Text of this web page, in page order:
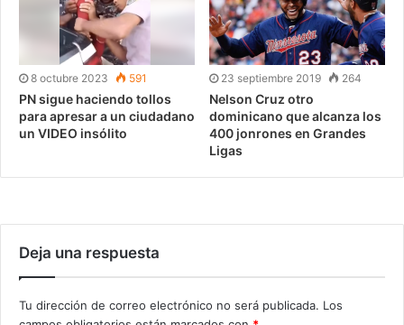
8 octubre 2023 591
PN sigue haciendo tollos
para apresar a un ciudadano
un VIDEO insólito
23 septiembre 2019 264
Nelson Cruz otro
dominicano que alcanza los
400 jonrones en Grandes
Ligas
Deja una respuesta
Tu dirección de correo electrónico no será publicada. Los